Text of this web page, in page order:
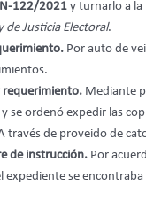
122/2021y turnarlo a la
de Justicia Electoral.
Por auto de
requerimiento. Mediante
se ordenó expedir las
través de proveido de
de instrucción. Por
expediente se